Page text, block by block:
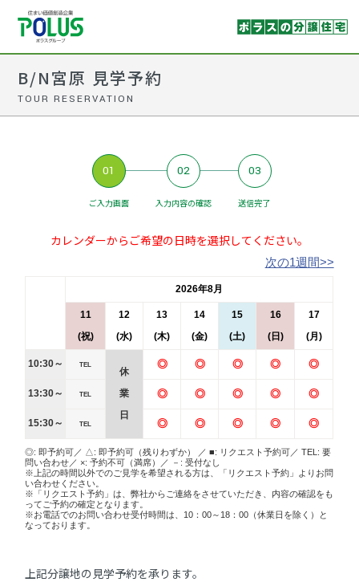
B/N宮原 見学予約
TOUR RESERVATION
01
ご入力画面
02
入力内容の確認
03
送信完了
カレンダーからご希望の日時を選択してください。
次の1週間>>
2026年8月
11
(祝)
12
(水)
13
(木)
14
(金)
15
(土)
16
(日)
17
(月)
10:30～ TEL
休
業
日
◎ ◎ ◎ ◎ ◎
13:30～ TEL ◎ ◎ ◎ ◎ ◎
15:30～ TEL ◎ ◎ ◎ ◎ ◎
◎: 即予約可／ △: 即予約可（残りわずか） ／ ■: リクエスト予約可／ TEL: 要
問い合わせ／ ×: 予約不可（満席）／ －: 受付なし
※上記の時間以外でのご見学を希望される方は、「リクエスト予約」よりお問
い合わせください。
※「リクエスト予約」は、弊社からご連絡をさせていただき、内容の確認をも
ってご予約の確定となります。
※お電話でのお問い合わせ受付時間は、10：00～18：00（休業日を除く）と
なっております。
上記分譲地の見学予約を承ります。